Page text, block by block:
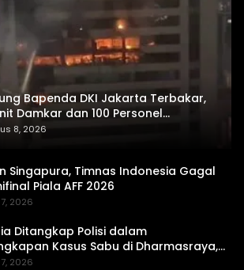
Bapenda DKI Jakarta Terbakar,
Damkar dan 100 Personel
8, 2026
Singapura, Timnas Indonesia Gagal
Piala AFF 2026
2026
Ditangkap Polisi dalam
Kasus Sabu di Dharmasraya,
Digital hingga Bong Disita
2026